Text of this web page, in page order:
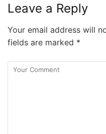
Leave a Reply
Your email address will
fields are marked *